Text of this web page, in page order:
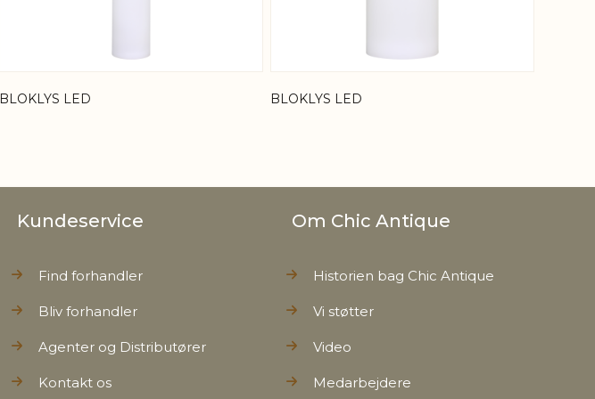
BLOKLYS LED BLOKLYS LED
Kundeservice
Find forhandler
Bliv forhandler
Agenter og Distributører
Kontakt os
Om Chic Antique
Historien bag Chic Antique
Vi støtter
Video
Medarbejdere